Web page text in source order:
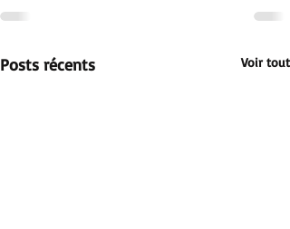
Posts récents Voir tout